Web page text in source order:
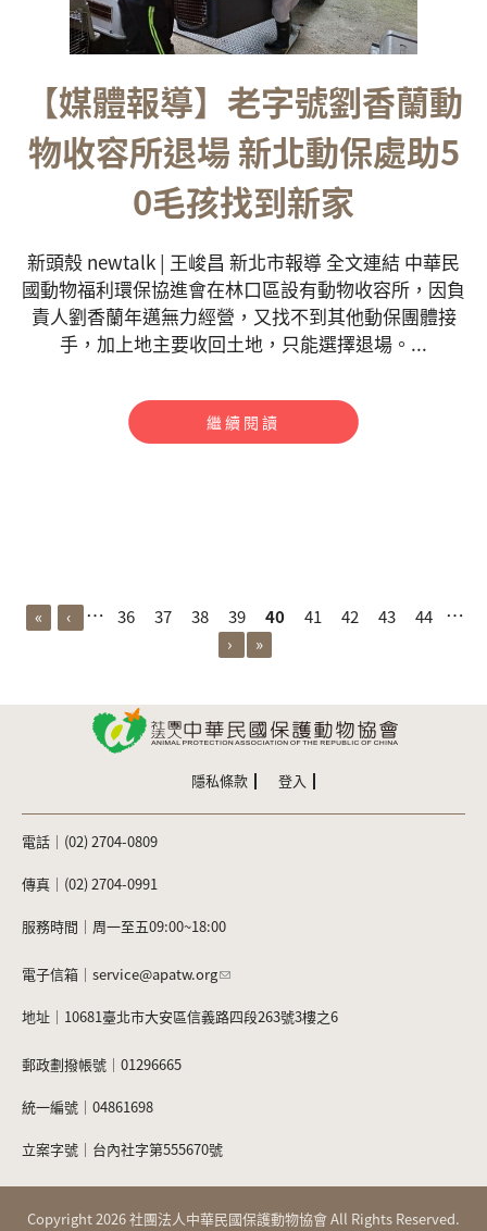
【媒體報導】老字號劉香蘭動
物收容所退場 新北動保處助5
0毛孩找到新家
新頭殼 newtalk | 王峻昌 新北市報導 全文連結 中華民
國動物福利環保協進會在林口區設有動物收容所，因負
責人劉香蘭年邁無力經營，又找不到其他動保團體接
手，加上地主要收回土地，只能選擇退場。...
繼續閱讀
頁面
« ‹ … 36 37 38 39 40 41 42 43 44 …
› »
隱私條款 登入
電話｜(02) 2704-0809
傳真｜(02) 2704-0991
服務時間｜周一至五09:00~18:00
電子信箱｜ service@apatw.org
地址｜10681臺北市大安區信義路四段263號3樓之6
郵政劃撥帳號｜01296665
統一編號｜04861698
立案字號｜台內社字第555670號
Copyright 2026 社團法人中華民國保護動物協會 All Rights Reserved.